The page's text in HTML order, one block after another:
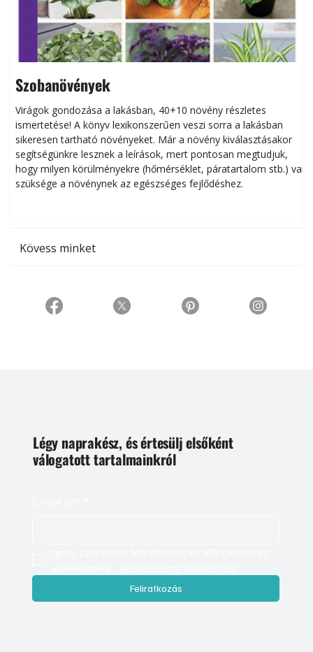
Szobanövények
Virágok gondozása a lakásban, 40+10 növény részletes
ismertetése! A könyv lexikonszerűen veszi sorra a lakásban
sikeresen tart­ha­tó növényeket. Már a növény kiválasztásakor
segítségünkre lesznek a leírások, mert pontosan megtudjuk,
hogy milyen körülményekre (hőmérséklet, páratartalom stb.) van
szüksége a növénynek az egészséges fejlődéshez.
Kövess minket
Légy naprakész, és értesülj elsőként
válogatott tartalmainkról
Feliratkozás